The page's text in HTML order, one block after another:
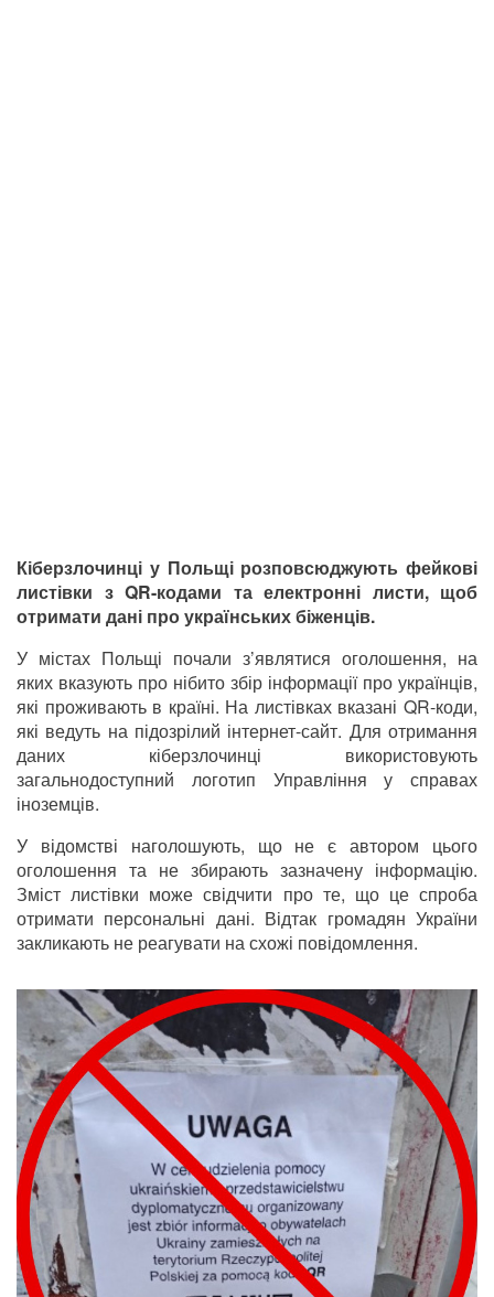
Кіберзлочинці у Польщі розповсюджують фейкові
листівки з QR-кодами та електронні листи, щоб
отримати дані про українських біженців.
У містах Польщі почали з’являтися оголошення, на
яких вказують про нібито збір інформації про українців,
які проживають в країні. На листівках вказані QR-коди,
які ведуть на підозрілий інтернет-сайт. Для отримання
даних кіберзлочинці використовують
загальнодоступний логотип Управління у справах
іноземців.
У відомстві наголошують, що не є автором цього
оголошення та не збирають зазначену інформацію.
Зміст листівки може свідчити про те, що це спроба
отримати персональні дані. Відтак громадян України
закликають не реагувати на схожі повідомлення.